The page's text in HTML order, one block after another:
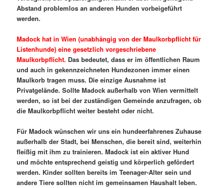
Abstand problemlos an anderen Hunden vorbeigeführt
werden.
Madock hat in Wien (unabhängig von der Maulkorbpflicht für
Listenhunde) eine gesetzlich vorgeschriebene
Maulkorbpflicht. Das bedeutet, dass er im öffentlichen Raum
und auch in gekennzeichneten Hundezonen immer einen
Maulkorb tragen muss. Die einzige Ausnahme ist
Privatgelände. Sollte Madock außerhalb von Wien vermittelt
werden, so ist bei der zuständigen Gemeinde anzufragen, ob
die Maulkorbpflicht weiter besteht oder nicht.
Für Madock wünschen wir uns ein hundeerfahrenes Zuhause
außerhalb der Stadt, bei Menschen, die bereit sind, weiterhin
fleißig mit ihm zu trainieren. Madock ist ein aktiver Hund
und möchte entsprechend geistig und körperlich gefördert
werden. Kinder sollten bereits im Teenager-Alter sein und
andere Tiere sollten nicht im gemeinsamen Haushalt leben.